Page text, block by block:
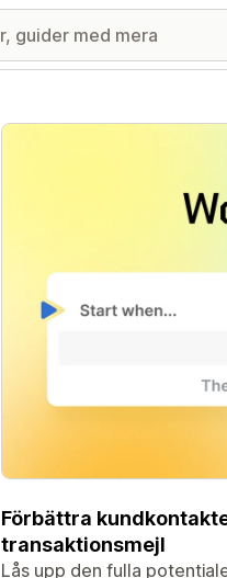
Galleri med utvalda bilder
Förbättra
transaktionsmejl
Lås upp den fulla